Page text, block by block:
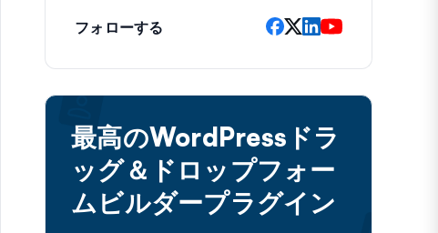
フォローする
最高のWordPressドラ
ッグ＆ドロップフォー
ムビルダープラグイン